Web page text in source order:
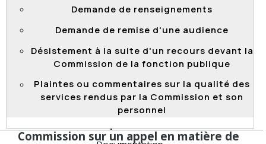
Demande de renseignements
Demande de remise d'une audience
Désistement à la suite d'un recours devant la
Commission de la fonction publique
Plaintes ou commentaires sur la qualité des
services rendus par la Commission et son
personnel
recherchées par son recours, ce qu’il devait faire dans
un délai de 10 jours suivant la SEI. La Commission juge
abandonné son recours en ne lui donnant pas suite.
2021 QCCFP 24
Commission sur un appel en matière de